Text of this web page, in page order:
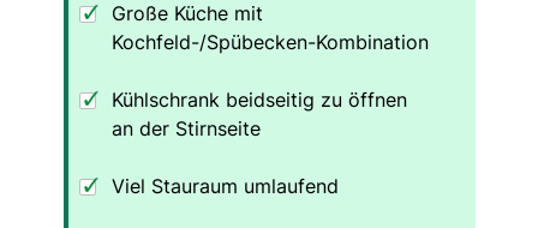
Große Küche mit
Kochfeld-/Spübecken-Kombination
Kühlschrank beidseitig zu öffnen
an der Stirnseite
Viel Stauraum umlaufend